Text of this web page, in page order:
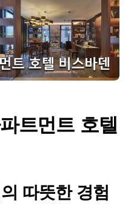
트먼트 호텔
따뜻한 경험